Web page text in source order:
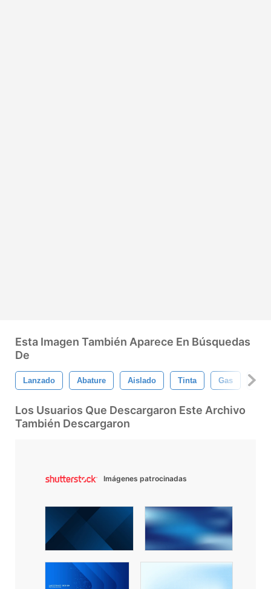
Esta Imagen También Aparece En Búsquedas
De
Lanzado Abature Aislado Tinta Gas
Los Usuarios Que Descargaron Este Archivo
También Descargaron
Imágenes patrocinadas